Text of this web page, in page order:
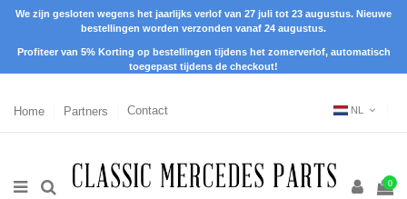
We zijn gesloten wegens het jaarlijks verlof van 27 juli tot 23 augustus. Nieuwe
bestellingen worden verzonden vanaf 24 augustus.
Profiteer van 5% Korting op bestellingen tijdens het zomerverlof, automatisch
toegepast tijdens de checkout!
Home Partners Contact NL
0